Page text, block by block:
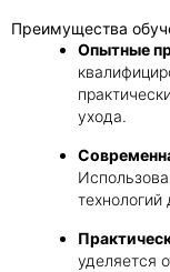
Преимущества
Опытные
ухода.
технологий
уделяется